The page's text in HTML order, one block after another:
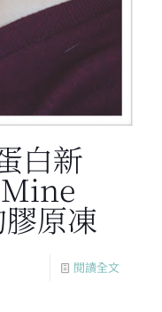
白新
原凍
閱讀全文